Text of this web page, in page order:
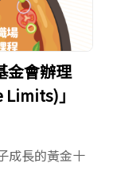
金會辦理
」
成長的黃金十